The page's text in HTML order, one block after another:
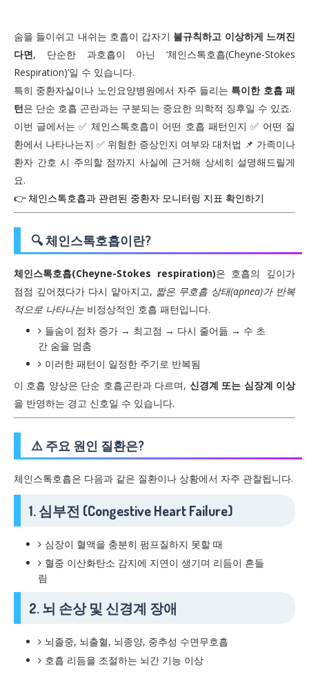
숨을 들이쉬고 내쉬는 호흡이 갑자기 불규칙하고 이상하게 느껴진
다면, 단순한 과호흡이 아닌 ‘체인스톡호흡(Cheyne-Stokes
Respiration)’일 수 있습니다.
특히 중환자실이나 노인요양병원에서 자주 들리는 특이한 호흡 패
턴은 단순 호흡 곤란과는 구분되는 중요한 의학적 징후일 수 있죠.
이번 글에서는 ✅ 체인스톡호흡이 어떤 호흡 패턴인지 ✅ 어떤 질
환에서 나타나는지 ✅ 위험한 증상인지 여부와 대처법 📌 가족이나
환자 간호 시 주의할 점까지 사실에 근거해 상세히 설명해드릴게
요.
👉 체인스톡호흡과 관련된 중환자 모니터링 지표 확인하기
🔍 체인스톡호흡이란?
체인스톡호흡(Cheyne-Stokes respiration)은 호흡의 깊이가
점점 깊어졌다가 다시 얕아지고, 짧은 무호흡 상태(apnea)가 반복
적으로 나타나는 비정상적인 호흡 패턴입니다.
들숨이 점차 증가 → 최고점 → 다시 줄어듦 → 수 초
간 숨을 멈춤
이러한 패턴이 일정한 주기로 반복됨
이 호흡 양상은 단순 호흡곤란과 다르며, 신경계 또는 심장계 이상
을 반영하는 경고 신호일 수 있습니다.
⚠️ 주요 원인 질환은?
체인스톡호흡은 다음과 같은 질환이나 상황에서 자주 관찰됩니다.
1. 심부전 (Congestive Heart Failure)
심장이 혈액을 충분히 펌프질하지 못할 때
혈중 이산화탄소 감지에 지연이 생기며 리듬이 흔들
림
2. 뇌 손상 및 신경계 장애
뇌졸중, 뇌출혈, 뇌종양, 중추성 수면무호흡
호흡 리듬을 조절하는 뇌간 기능 이상